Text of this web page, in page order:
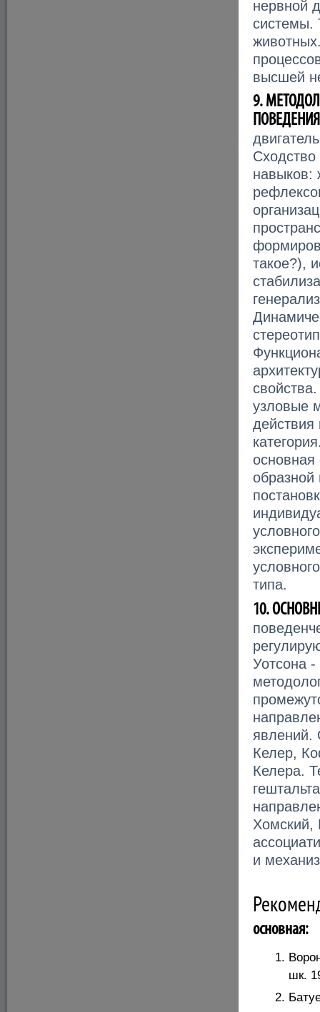
нервной
системы.
высшей
9.
Сходство
навыков:
такое?),
узловые
действия
образной
типа.
10.
Уотсона
явлений.
Келер,
Келера.
Хомский,
и
основная:
шк.